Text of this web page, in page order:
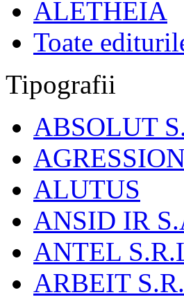
ALETHEIA
Toate
Tipografii
ABSOLUT
ALUTUS
ANSID IR
ANTEL
ARBEIT